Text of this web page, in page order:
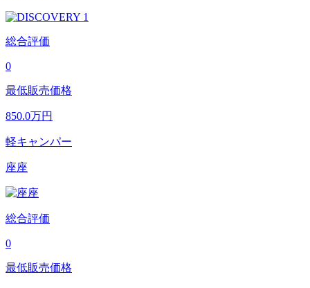
総合評価
0
最低販売価格
850.0万円
軽キャンパー
座座
総合評価
0
最低販売価格